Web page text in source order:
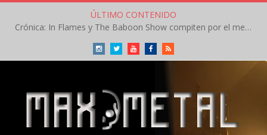
ÚLTIMO CONTENIDO
Crónica: In Flames y The Baboon Show compiten por el mejor concierto del día en el Leyendas del Rock – Viernes – Agosto 2026
InstagramTwitterYoutubeFacebookRSS